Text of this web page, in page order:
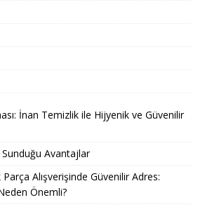
İnan Temizlik ile Hijyenik ve Güvenilir
Sunduğu Avantajlar
Alışverişinde Güvenilir Adres:
Önemli?